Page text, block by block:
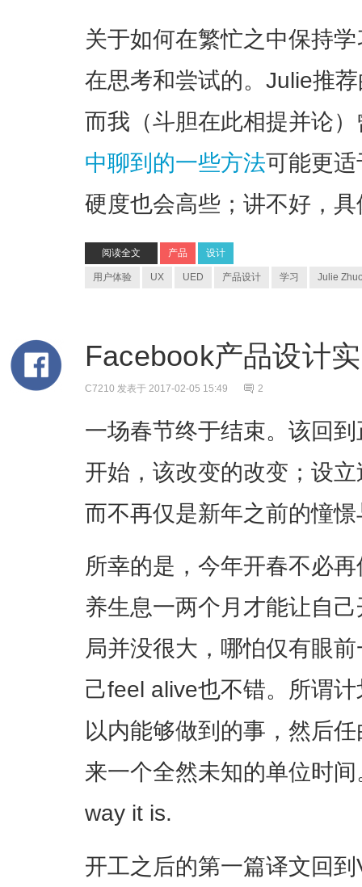
关于如何在繁忙之中保持
在思考和尝试的。Julie推
而我（斗胆在此相提并论）
中聊到的一些方法可能更
硬度也会高些；讲不好，
阅读全文 产品 设计
用户体验 UX UED 产品设计 学习 Julie
Facebook产品设计
C7210 发表于 2017-02-05 15:49 2
一场春节终于结束。该回
开始，该改变的改变；设
而不再仅是新年之前的憧
所幸的是，今年开春不必
养生息一两个月才能让自
局并没很大，哪怕仅有眼
己feel alive也不错。所谓
以内能够做到的事，然后
来一个全然未知的单位时
way it is.
开工之后的第一篇译文回